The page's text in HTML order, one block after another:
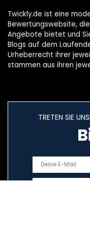
Twickly.de ist eine
Bewertungswebsite,
Angebote bietet und
Blogs auf dem
Urheberrecht ihrer
stammen aus ihren
TRETEN SIE